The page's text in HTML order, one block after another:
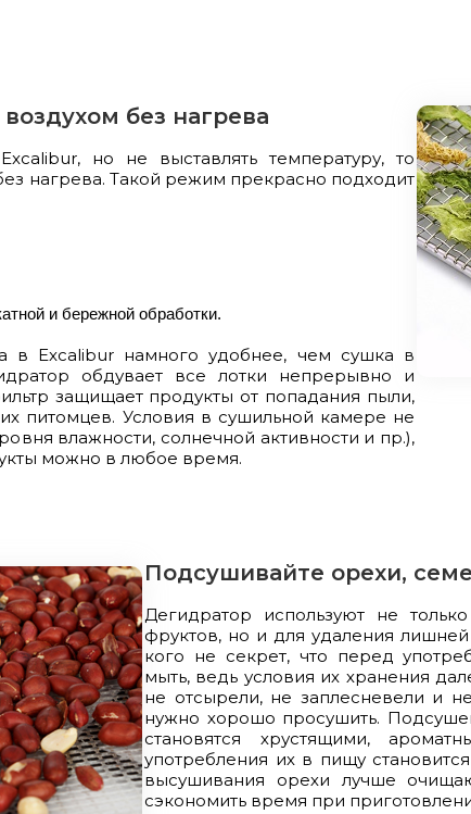
без нагрева
но не выставлять температуру, то
нагрева. Такой режим прекрасно подходит
и бережной обработки.
в Excalibur намного удобнее, чем сушка в
обдувает все лотки непрерывно и
защищает продукты от попадания пыли,
питомцев. Условия в сушильной камере не
влажности, солнечной активности и пр.),
можно в любое время.
Подсушивайте орехи,
Дегидратор используют не
фруктов, но и для удаления
кого не секрет, что перед
мыть, ведь условия их хранения
не отсырели, не заплесневели и
нужно хорошо просушить.
становятся хрустящими,
употребления их в пищу
высушивания орехи лучше
сэкономить время при